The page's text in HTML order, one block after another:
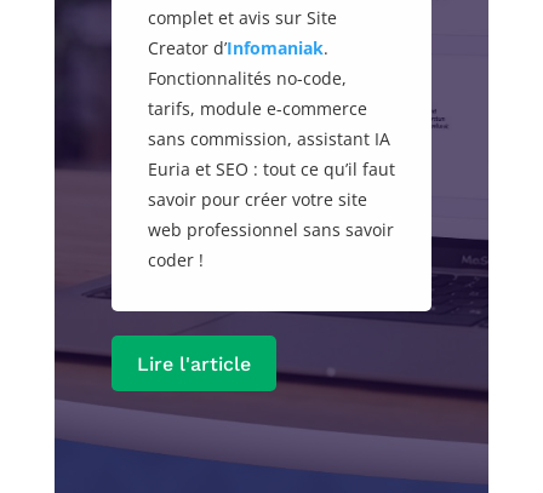
complet et avis sur Site
Creator d’Infomaniak.
Fonctionnalités no-code,
tarifs, module e-commerce
sans commission, assistant IA
Euria et SEO : tout ce qu’il faut
savoir pour créer votre site
web professionnel sans savoir
coder !
Lire l'article